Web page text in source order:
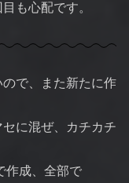
も心配です。
で、また新たに作
に混ぜ、カチカチ
作成、全部で